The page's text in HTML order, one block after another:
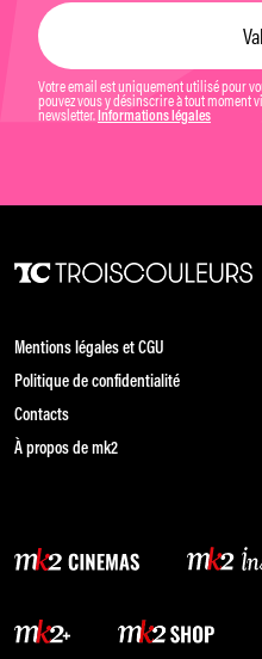
Votre email est uniquement utilisé pour
pouvez vous y désinscrire à tout moment
newsletter. Informations légales
Mentions légales et CGU
Politique de confidentialité
Contacts
À propos de mk2